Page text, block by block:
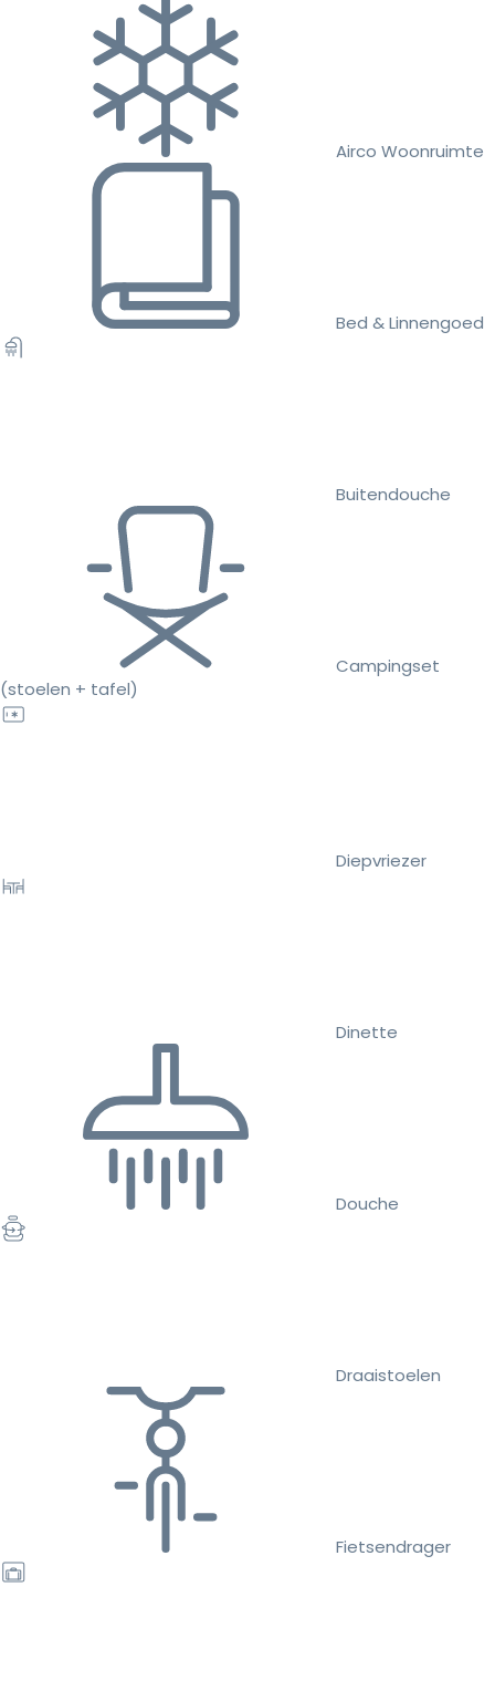
Airco Woonruimte
Bed & Linnengoed
Buitendouche
Campingset
(stoelen + tafel)
Diepvriezer
Dinette
Douche
Draaistoelen
Fietsendrager